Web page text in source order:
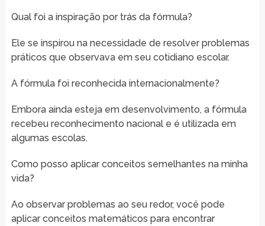
Qual foi a inspiração por trás da fórmula?
Ele se inspirou na necessidade de resolver problemas
práticos que observava em seu cotidiano escolar.
A fórmula foi reconhecida internacionalmente?
Embora ainda esteja em desenvolvimento, a fórmula
recebeu reconhecimento nacional e é utilizada em
algumas escolas.
Como posso aplicar conceitos semelhantes na minha
vida?
Ao observar problemas ao seu redor, você pode
aplicar conceitos matemáticos para encontrar